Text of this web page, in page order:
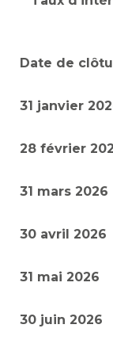
Date de
31 janvier
28 février
31 mars 2026
30 avril 2026
31 mai 2026
30 juin 2026